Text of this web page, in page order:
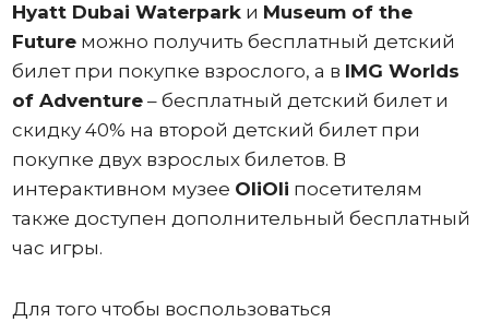
Hyatt Dubai Waterparkи Museum of the
Futureможно получить бесплатный детский
билет при покупке взрослого, а в IMG Worlds
of Adventure– бесплатный детский билет и
скидку 40% на второй детский билет при
покупке двух взрослых билетов. В
интерактивном музее OliOli посетителям
также доступен дополнительный бесплатный
час игры.
Для того чтобы воспользоваться